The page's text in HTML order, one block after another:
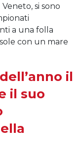
si sono
a una folla
con un mare
il
il suo